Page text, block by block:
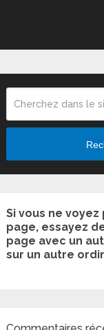
Si vous ne
page, essayez
page avec un
sur un autre